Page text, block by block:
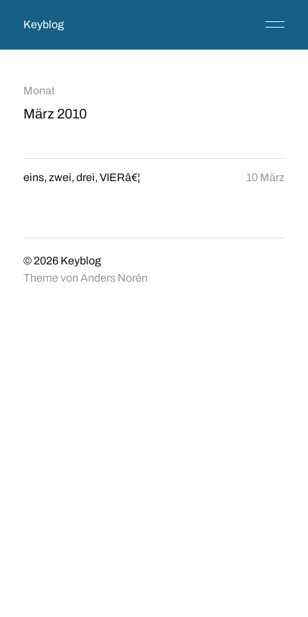
Keyblog
Monat
März 2010
eins, zwei, drei, VIERâ€¦ 10 März
© 2026 Keyblog
Theme von Anders Norén